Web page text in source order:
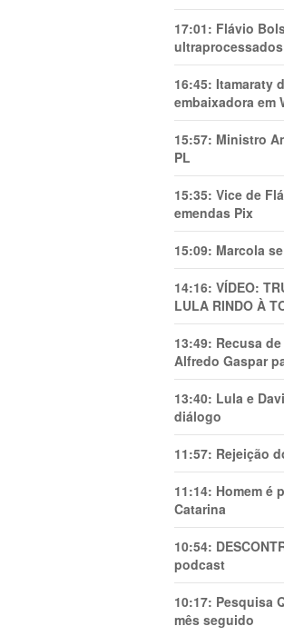
17:01: Flávio
16:45: Itamaraty
embaixadora em
15:57: Ministro
PL
15:35: Vice de
emendas Pix
15:09: Marcola
14:16: VÍDEO:
LULA RINDO À
13:49: Recusa
Alfredo Gaspar
13:40: Lula e
diálogo
11:57: Rejeição
11:14: Homem é
Catarina
10:54:
podcast
10:17: Pesquisa
mês seguido